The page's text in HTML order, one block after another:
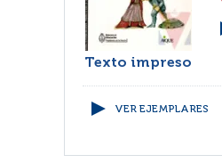
Texto impreso
VER EJEMPLARES